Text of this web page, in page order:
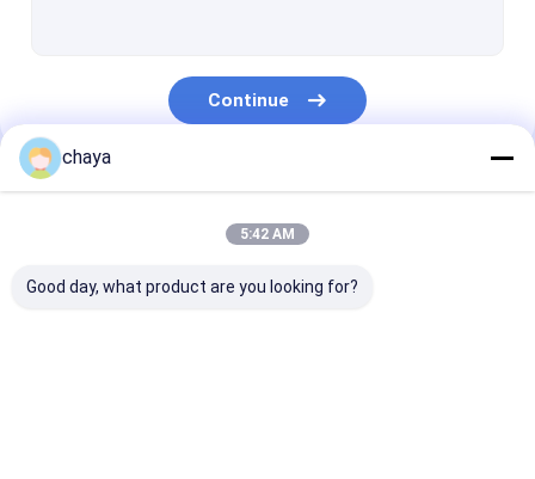
Equipamento de proteção pessoal do PPE
Otoscope video de Digitas
micro pena do derma
Continue
Nossas Categorias
chaya
5:42 AM
Good day, what product are you looking for?